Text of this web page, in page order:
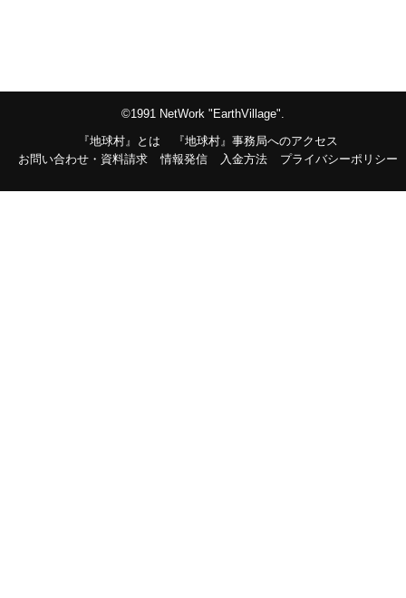
©1991 NetWork "EarthVillage".
『地球村』とは
『地球村』事務局へのアクセス
お問い合わせ・資料請求
情報発信 入金方法 プライバシーポリシー